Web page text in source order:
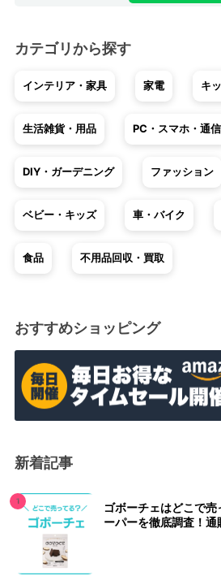
カテゴリから探す
インテリア・家具 家電 キ
生活雑貨・用品 PC・スマホ・通信
DIY・ガーデニング ファッション
ベビー・キッズ 車・バイク
食品 不用品回収・買取
おすすめショッピング
新着記事
ゴボーチェはどこで
ーパーを徹底調査！